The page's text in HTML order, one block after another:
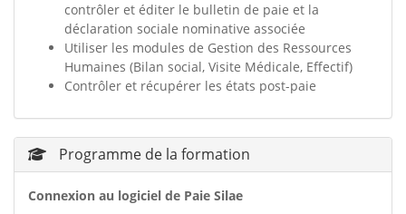
contrôler et éditer le bulletin de paie et la
déclaration sociale nominative associée
Utiliser les modules de Gestion des Ressources
Humaines (Bilan social, Visite Médicale, Effectif)
Contrôler et récupérer les états post-paie
Programme de la formation
Connexion au logiciel de Paie Silae